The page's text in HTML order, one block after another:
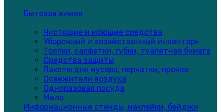
Бытовая химия
Чистящие и моющие средства
Уборочный и хозяйственный инвентарь
Тряпки, салфетки, губки, туалетная бумага
Средства защиты
Пакеты для мусора, перчатки, прочее
Освежители воздуха
Одноразовая посуда
Мыло
Информационные стенды, наклейки, бейджи